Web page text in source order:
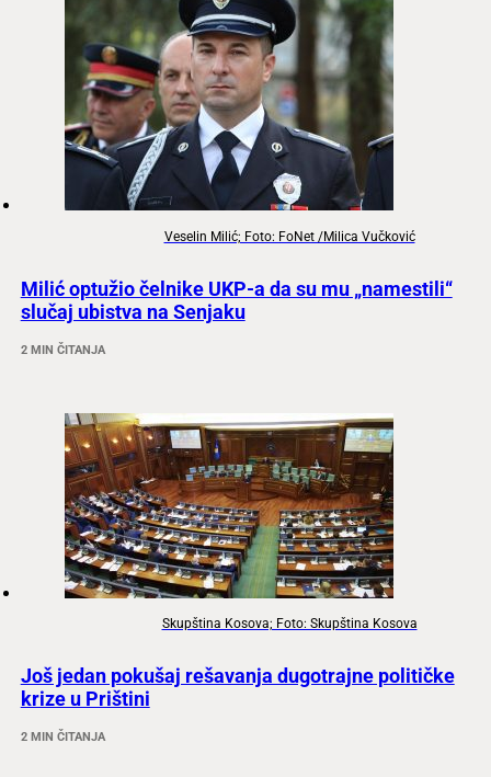
Veselin Milić; Foto: FoNet /Milica Vučković
Milić optužio čelnike UKP-a da su mu „namestili“
slučaj ubistva na Senjaku
2 MIN ČITANJA
Skupština Kosova; Foto: Skupština Kosova
Još jedan pokušaj rešavanja dugotrajne političke
krize u Prištini
2 MIN ČITANJA